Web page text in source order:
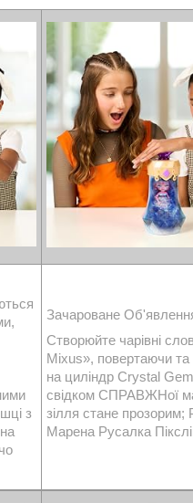
з
Зачароване
Створюйте чарівні
Mixus», повертаючи
на циліндр Crystal
свідком СПРАВЖНої
зілля стане прозорим;
Марена Русалка